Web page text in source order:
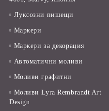
Луксозни пишещи
Маркери
Маркери за декорация
Автоматични моливи
Моливи графитни
Моливи Lyra Rembrandt Art
Design